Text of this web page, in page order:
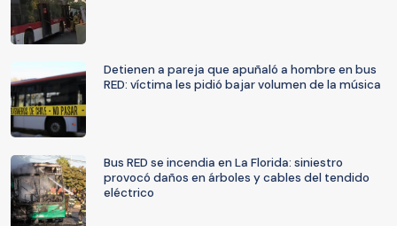
Detienen a pareja que apuñaló a hombre en bus
RED: víctima les pidió bajar volumen de la música
Bus RED se incendia en La Florida: siniestro
provocó daños en árboles y cables del tendido
eléctrico